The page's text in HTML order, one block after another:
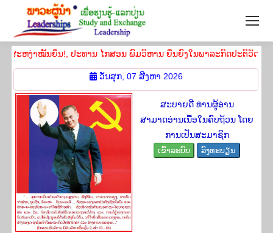
ນ!, ປະທານ ໄກສອນ ພົມວິຫານ ຍືນຍົງໃນພາລະກິດປະຕິວັດ ຂອງພວກເຮົາ
ວັນສຸກ, 07 ສີງຫາ 2026
ສະບາຍດີ ທ່ານຜູ້ອ່ານ
ສາມາດອ່ານເນື້ອໃນຄົບຖ້ວນ ໂດຍ
ການເປັນສະມາຊິກ
ເຂົ້າລະບົບ ລົງທະບຽນ